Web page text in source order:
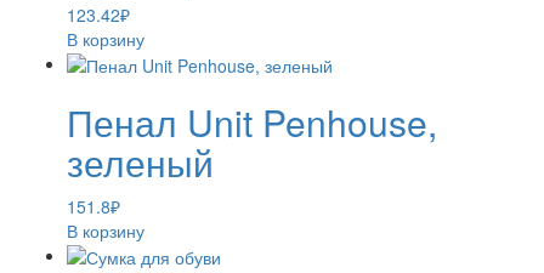
123.42₽
В корзину
Пенал Unit Penhouse,
зеленый
151.8₽
В корзину